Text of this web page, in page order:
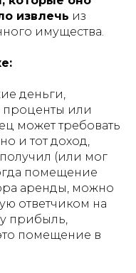
извлечь из
имущества.
деньги,
проценты или
может требовать
и тот доход,
(или мог
помещение
аренды, можно
ответчиком на
прибыль,
помещение в